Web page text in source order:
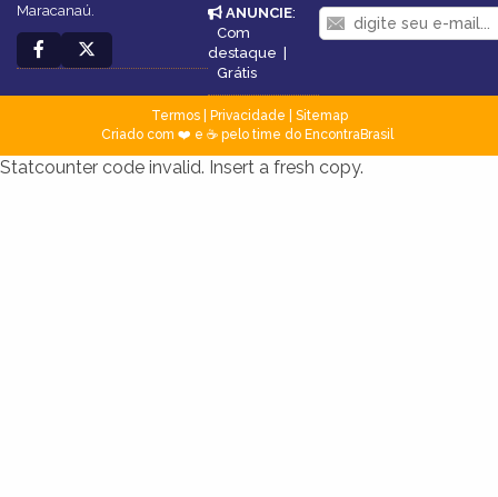
Maracanaú.
ANUNCIE:
Com
destaque |
Grátis
Termos| Privacidade
Sitemap
Criado com ❤️ e ☕ pelo time do EncontraBrasil
Statcounter code invalid. Insert a fresh copy.